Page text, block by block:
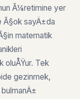
Ã¼retimine yer
Ã§ok sayÄ±da
matematik
oluÅŸur. Tek
gezinmek,